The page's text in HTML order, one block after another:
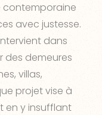
contemporaine
avec justesse.
dans
des demeures
villas,
projet vise à
en y insufflant